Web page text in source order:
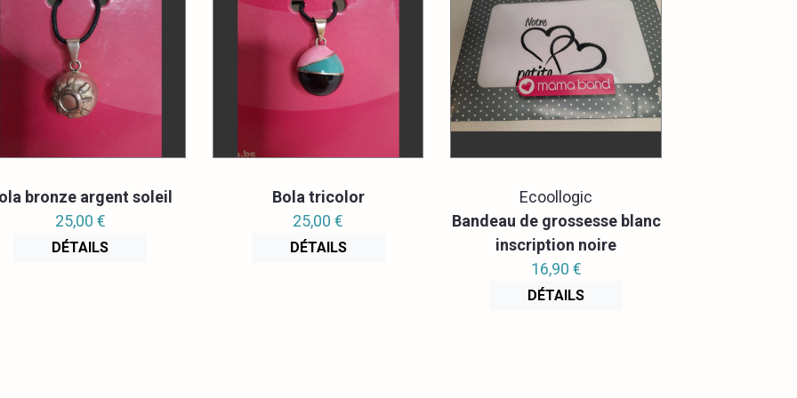
bronze argent soleil
25,00 €
DÉTAILS
Bola tricolor
25,00 €
DÉTAILS
Ecoollogic
Bandeau de grossesse blanc
inscription noire
16,90 €
DÉTAILS